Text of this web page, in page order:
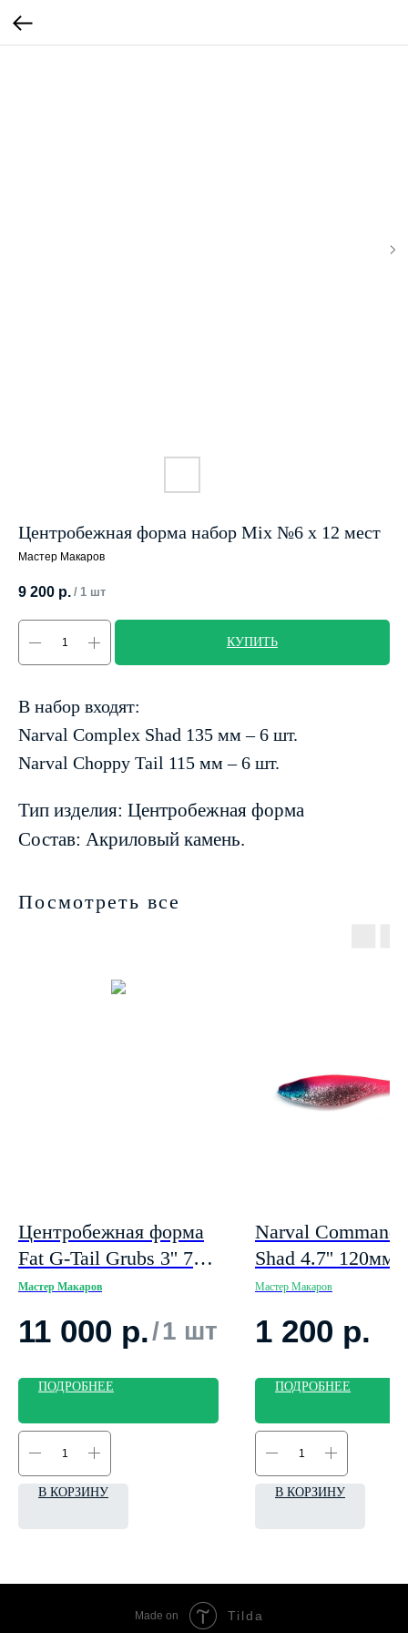
Центробежная форма набор Mix №6 х 12 мест
Мастер Макаров
9 200 р. / 1 шт
КУПИТЬ
В набор входят:
Narval Complex Shad 135 мм – 6 шт.
Narval Choppy Tail 115 мм – 6 шт.
Тип изделия: Центробежная форма
Состав: Акриловый камень.
Посмотреть все
Центробежная форма
Fat G-Tail Grubs 3'' 76
мм x 24 места
Мастер Макаров
11 000 р./1 шт
ПОДРОБНЕЕ
В КОРЗИНУ
Narval
Shad 4.7'' 120мм
Мастер Макаров
1 200 р.
ПОДРОБНЕЕ
В КОРЗИНУ
Made on Tilda